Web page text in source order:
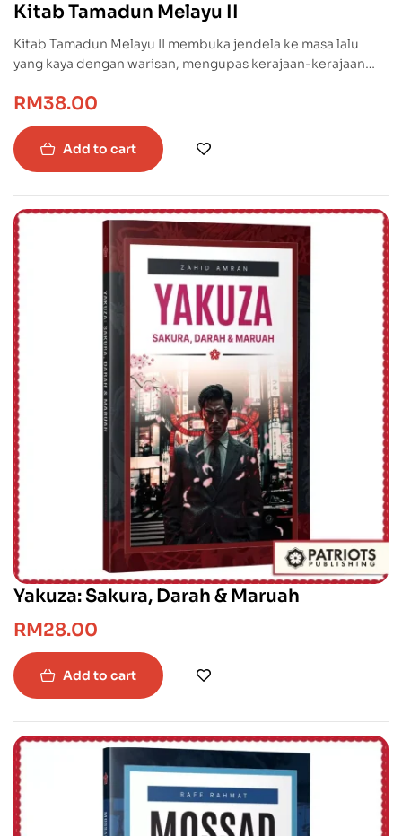
Kitab Tamadun Melayu II
Kitab Tamadun Melayu II membuka jendela ke masa lalu
yang kaya dengan warisan, mengupas kerajaan-kerajaan
Kepulauan Alam Melayu di Sumatera, Riau, dan Kepulauan
Borneo.
RM38.00
Add to cart
Yakuza: Sakura, Darah & Maruah
RM28.00
Add to cart